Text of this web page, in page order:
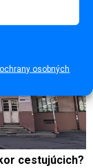
osobných
cestujúcich?